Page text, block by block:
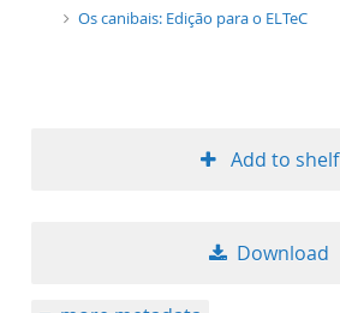
Os canibais: Edição para o ELTeC
Add to shelf
Download